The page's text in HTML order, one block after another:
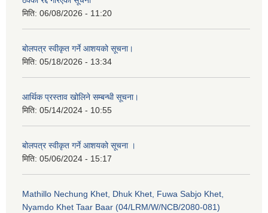
मिति: 06/08/2026 - 11:20
बोलपत्र स्वीकृत गर्ने आशयको सूचना।
मिति: 05/18/2026 - 13:34
आर्थिक प्रस्ताव खोलिने सम्बन्धी सूचना।
मिति: 05/14/2024 - 10:55
बोलपत्र स्वीकृत गर्ने आशयको सूचना ।
मिति: 05/06/2024 - 15:17
Mathillo Nechung Khet, Dhuk Khet, Fuwa Sabjo Khet,
Nyamdo Khet Taar Baar (04/LRM/W/NCB/2080-081)